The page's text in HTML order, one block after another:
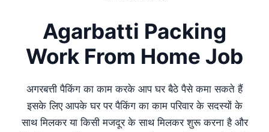
Agarbatti Packing
Work From Home Job
अगरबत्ती पैकिंग का काम करके आप घर बैठे पैसे कमा सकते हैं
इसके लिए आपके घर पर पैकिंग का काम परिवार के सदस्यों के
साथ मिलकर या किसी मजदूर के साथ मिलकर शुरू करना है और